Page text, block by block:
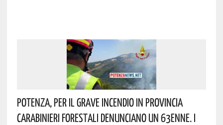
Potenza, Per Il Grave Incendio In Provincia
Carabinieri Forestali Denunciano Un 63enne. I